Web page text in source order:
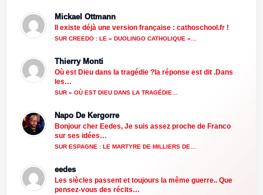
Mickael Ottmann
Il existe déjà une version française : cathoschool.fr !
SUR CREEDO : LE « DUOLINGO CATHOLIQUE »…
Thierry Monti
Où est Dieu dans la tragédie ?la réponse est dit .Dans
les…
SUR « OÙ EST DIEU DANS LA TRAGÉDIE…
Napo De Kergorre
Bonjour cher Eedes, Je suis assez proche de Franco
sur ses idées…
SUR ESPAGNE : LE MARTYRE DE MILLIERS DE…
eedes
Les siècles passent et toujours la même guerre.. Que
pensez-vous des récits…